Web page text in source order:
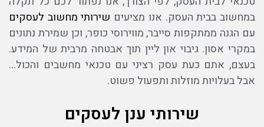
במחשוב בבית העסק. אנו מציעים שירותי מחשוב לעסקים
עם הגנה ממתקפות סייבר, מווירוסי כופר, וכן שמירת נתונים
במקרי אסון. גיבוי און ליין תוך אבטחה מרבית של המידע.
בעצם, אתם כעת עסק רציני עם טכנאי מחשבים והכול…
אבל בעלויות מוזלות ותפעול פשוט.
שירותי ענן לעסקים